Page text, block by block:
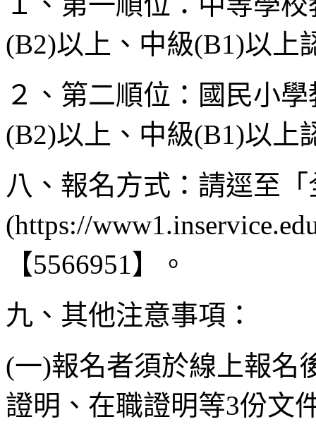
(B2)以上、中級(B1)以上
２、第二順位：國民小
(B2)以上、中級(B1)以上
八、報名方式：請逕至
(https://
【5566951】。
九、其他注意事項：
(一)報名者須於線上報名
證明、在職證明等3份文